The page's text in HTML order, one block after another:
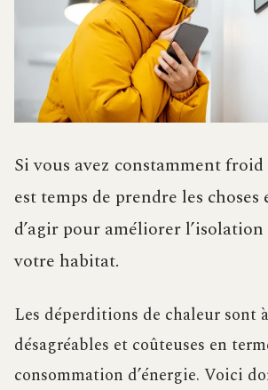
Si vous avez constamment
est temps de prendre les
d’agir pour améliorer
votre habitat.
Les déperditions de chaleur sont
désagréables et coûteuses en
consommation d’énergie. Voici